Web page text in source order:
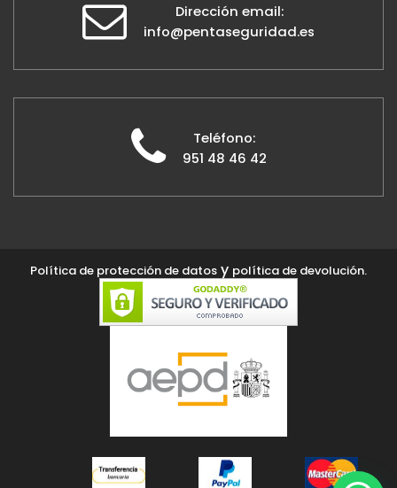
Dirección email:
info@pentaseguridad.es
Teléfono:
951 48 46 42
Política de protección de datos y política de devolución.